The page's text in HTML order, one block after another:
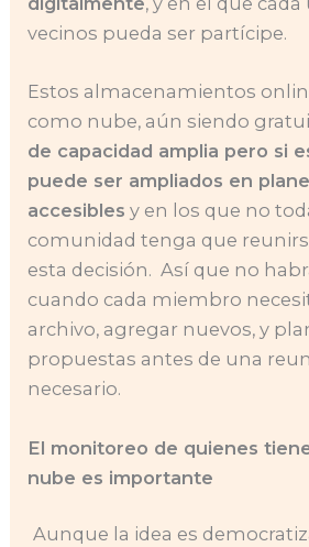
vecinos pueda ser partícipe.
Estos almacenamientos
como nube, aún siendo
de capacidad amplia pero si
puede ser ampliados en
accesibles y en los que no
comunidad tenga que
esta decisión. Así que no
cuando cada miembro
archivo, agregar nuevos, y
propuestas antes de una
necesario.
El monitoreo de quienes
nube es importante
Aunque la idea es